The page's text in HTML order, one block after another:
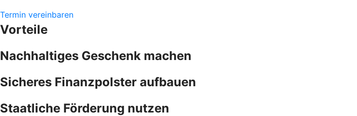
Termin vereinbaren
Vorteile
Nachhaltiges Geschenk machen
Sicheres Finanzpolster aufbauen
Staatliche Förderung nutzen